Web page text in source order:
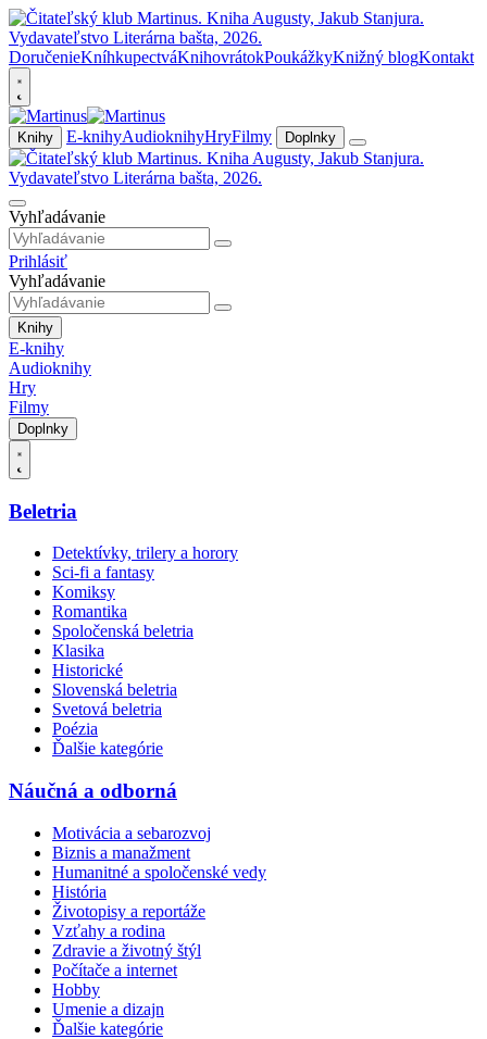
DoručenieKníhkupectváKnihovrátokPoukážkyKnižný blogKontakt
Knihy E-knihyAudioknihyHryFilmy Doplnky
Vyhľadávanie
Prihlásiť
Vyhľadávanie
Knihy
E-knihy
Audioknihy
Hry
Filmy
Doplnky
Beletria
Detektívky, trilery a horory
Sci-fi a fantasy
Komiksy
Romantika
Spoločenská beletria
Klasika
Historické
Slovenská beletria
Svetová beletria
Poézia
Ďalšie kategórie
Náučná a odborná
Motivácia a sebarozvoj
Biznis a manažment
Humanitné a spoločenské vedy
História
Životopisy a reportáže
Vzťahy a rodina
Zdravie a životný štýl
Počítače a internet
Hobby
Umenie a dizajn
Ďalšie kategórie